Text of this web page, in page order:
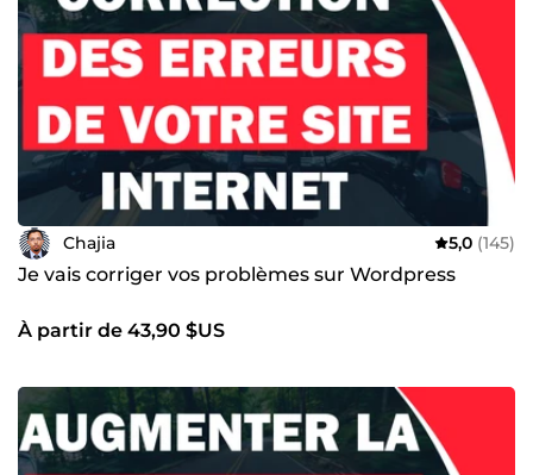
Chajia 5,0 (145)
Je vais corriger vos problèmes sur Wordpress
À partir de 43,90 $US